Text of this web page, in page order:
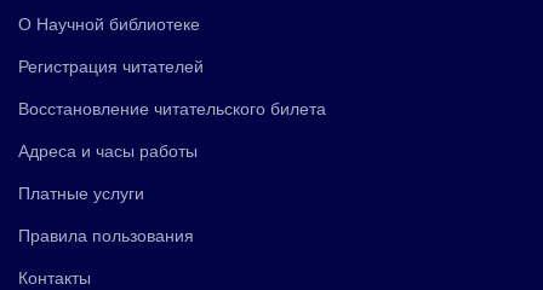
О Научной библиотеке
Регистрация читателей
Восстановление читательского билета
Адреса и часы работы
Платные услуги
Правила пользования
Контакты